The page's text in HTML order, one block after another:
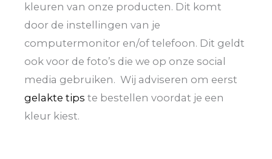
kleuren van onze producten. Dit komt
door de instellingen van je
computermonitor en/of telefoon. Dit geldt
ook voor de foto’s die we op onze social
media gebruiken. Wij adviseren om eerst
gelakte tips te bestellen voordat je een
kleur kiest.